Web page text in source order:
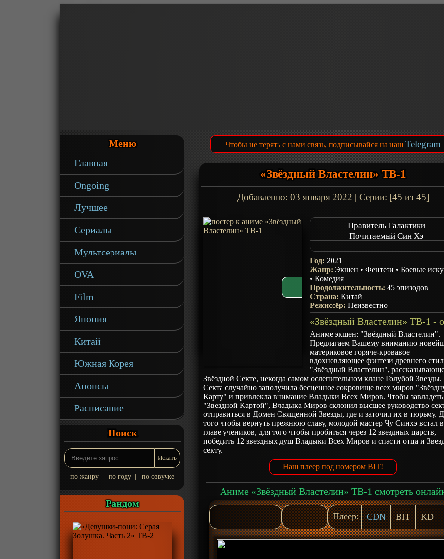
Меню
Главная
Ongoing
Лучшее
Сериалы
Мультсериалы
OVA
Film
Япония
Китай
Южная Корея
Анонсы
Расписание
Поиск
по жанру по году по озвучке
Рандом
Чтобы не терять с нами связь, подписывайся на наш Telegram
«Звёздный Властелин» ТВ-1
Добавленно: 03 января 2022 | Серии: [45 из 45]
Правитель Галактики
Почитаемый Син Хэ
Год: 2021
Жанр: Экшен •Фентези •Боевые
•Комедия
Продолжительность:45 эпизодов
Страна:Китай
Режиссёр:Неизвестно
Аниме экшен: "Звёздный Властелин".
Предлагаем Вашему вниманию
материковое горяче-кровавое
вдохновляющее фэнтези древнего
"Звёздный Властелин",
Звёздной Секте, некогда самом ослепительном клане Голубой Звезды.
Секта случайно заполучила бесценное сокровище всех миров
Карту" и привлекла внимание Владыки Всех Миров. Чтобы завладеть
"Звездной Картой", Владыка Миров склонил высшее руководство
отправиться в Домен Священной Звезды, где и заточил их в тюрьму.
того чтобы вернуть прежнюю славу, молодой мастер Чу Синхэ встал
главе учеников, для того чтобы пробиться через 12 звездных царств,
победить 12 звездных душ Владыки Всех Миров и спасти отца и
секту.
Наш плеер под номером BIT!
Аниме «Звёздный Властелин» ТВ-1 смотреть
Плеер: CDN BIT KD